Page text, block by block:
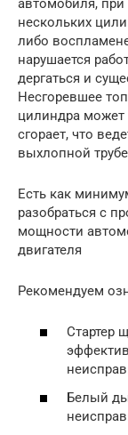
автомобиля,
нескольких
либо
нарушается
дергаться и
Несгоревшее
цилиндра может
сгорает, что
выхлопной
Есть как
разобраться с
мощности
двигателя
Рекомендуем
Стартер
Белый